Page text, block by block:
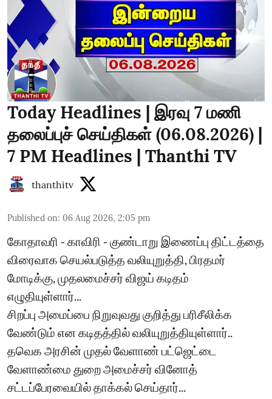
Today Headlines | இரவு 7 மணி
தலைப்புச் செய்திகள் (06.08.2026) |
7 PM Headlines | Thanthi TV
thanthitv
Published on: 06 Aug 2026, 2:05 pm
கோதாவரி - காவிரி - குண்டாறு இணைப்பு திட்டத்தை
விரைவாக செயல்படுத்த வலியுறுத்தி, பிரதமர்
மோடிக்கு, முதலமைச்சர் விஜய் கடிதம்
எழுதியுள்ளார்...
சிறப்பு அமைப்பை நிறுவுவது குறித்து பரிசீலிக்க
வேண்டும் என கடிதத்தில் வலியுறுத்தியுள்ளார்..
தவெக அரசின் முதல் வேளாண் பட்ஜெட்டை
வேளாண்மை துறை அமைச்சர் வினோத்
சட்டப்பேரவையில் தாக்கல் செய்தார்...